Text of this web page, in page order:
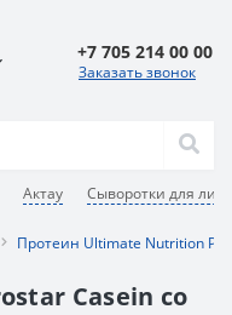
Актау Сыворотки для
+7 705 214 00 00
Заказать звонок
Протеин Ultimate Nutrition
Casein со